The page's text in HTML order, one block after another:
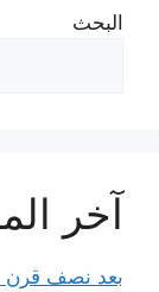
البحث
آخر
بعد نصف